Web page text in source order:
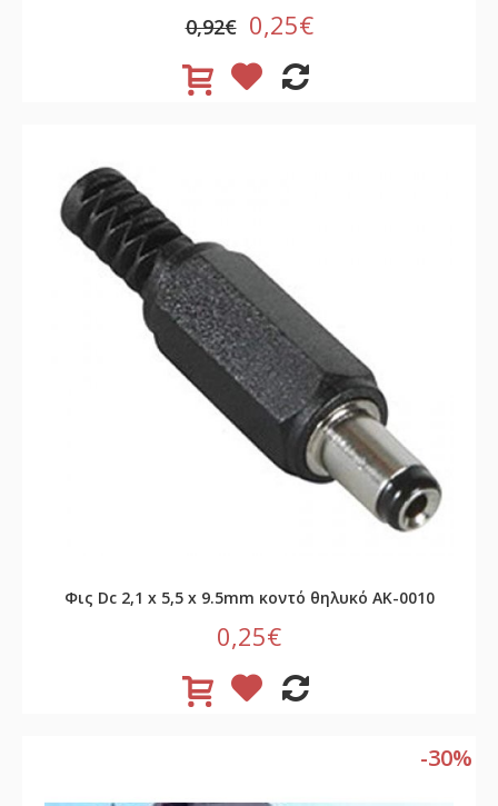
0,92€ 0,25€
Φις Dc 2,1 x 5,5 x 9.5mm κοντό θηλυκό AK-0010
0,25€
-30%